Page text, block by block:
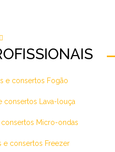
e consertos Fogão
consertos Lava-louça
Micro-ondas
e consertos Freezer